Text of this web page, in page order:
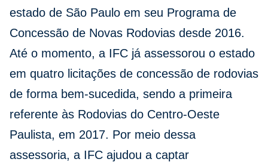
estado de São Paulo em seu Programa de
Concessão de Novas Rodovias desde 2016.
Até o momento, a IFC já assessorou o estado
em quatro licitações de concessão de rodovias
de forma bem-sucedida, sendo a primeira
referente às Rodovias do Centro-Oeste
Paulista, em 2017. Por meio dessa
assessoria, a IFC ajudou a captar